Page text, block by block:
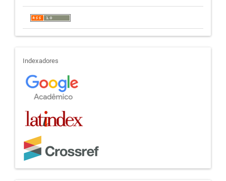
indexadores
Indexadores